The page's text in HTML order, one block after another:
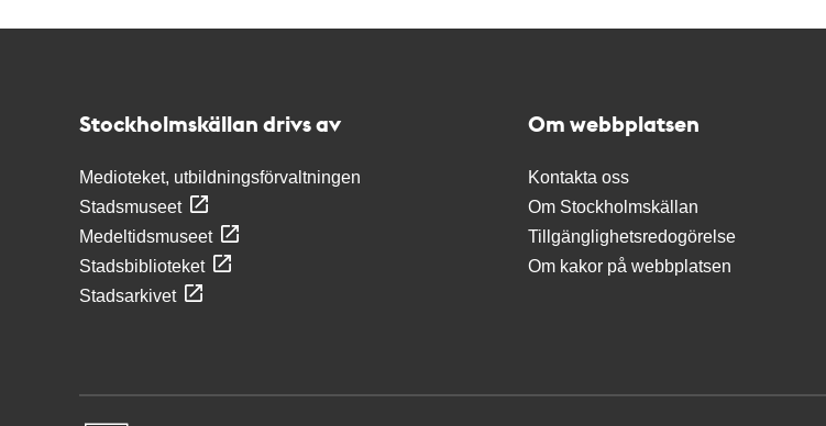
Stockholmskällan drivs av
Medioteket, utbildningsförvaltningen
Stadsmuseet
Medeltidsmuseet
Stadsbiblioteket
Stadsarkivet
Om webbplatsen
Kontakta oss
Om Stockholmskällan
Tillgänglighetsredogörelse
Om kakor på webbplatsen